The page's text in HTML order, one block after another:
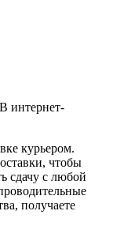
интернет-
курьером.
чтобы
сдачу с любой
получаете